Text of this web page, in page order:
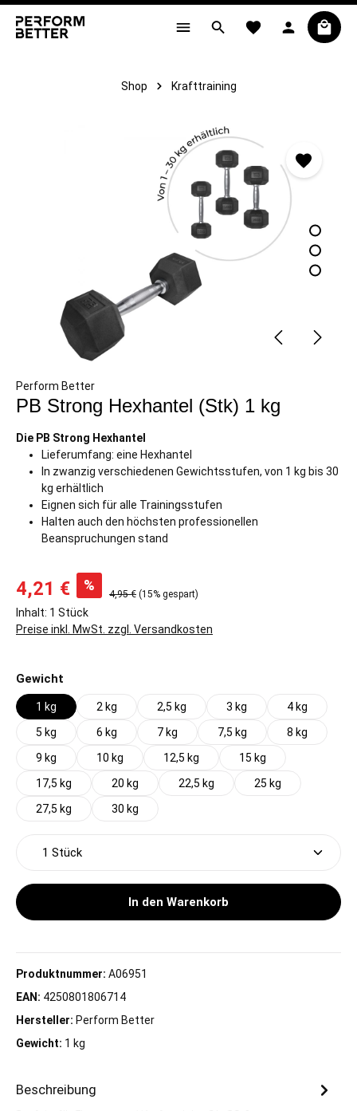
springen
Shop Krafttraining
Perform Better
PB Strong Hexhantel (Stk) 1 kg
Die PB Strong Hexhantel
Lieferumfang: eine Hexhantel
In zwanzig verschiedenen Gewichtsstufen, von 1 kg bis 30
kg erhältlich
Eignen sich für alle Trainingsstufen
Halten auch den höchsten professionellen
Beanspruchungen stand
4,21 € %
4,95 € (15% gespart)
Inhalt: 1 Stück
Preise inkl. MwSt. zzgl. Versandkosten
Gewicht
1 kg 2 kg 2,5 kg 3 kg
4 kg
5 kg
6 kg 7 kg 7,5 kg
8 kg
9 kg
10 kg 12,5 kg
15 kg
17,5 kg
20 kg 22,5 kg
25 kg
27,5 kg
30 kg
Produkt Anzahl: Gib den gewünschten Wert ein
In den Warenkorb
Produktnummer: A06951
EAN: 4250801806714
Hersteller: Perform Better
Gewicht: 1 kg
Beschreibung